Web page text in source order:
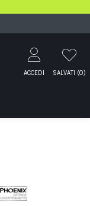
ACCEDI SALVATI (0)